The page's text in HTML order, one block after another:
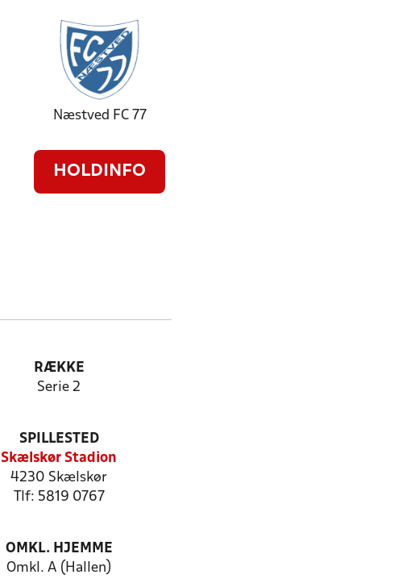
Næstved FC 77
HOLDINFO
RÆKKE
Serie 2
SPILLESTED
Skælskør Stadion
4230 Skælskør
Tlf: 5819 0767
OMKL. HJEMME
Omkl. A (Hallen)